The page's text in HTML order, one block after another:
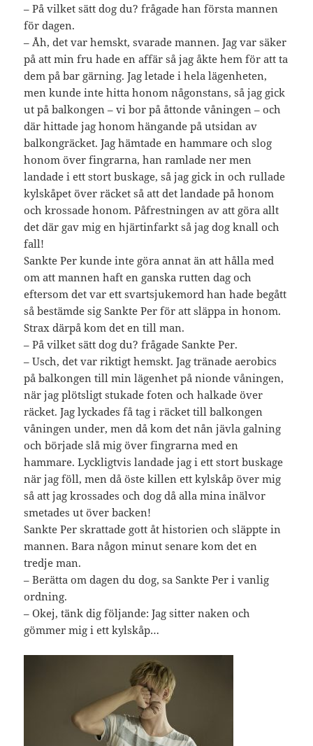
– På vilket sätt dog du? frågade han första mannen
för dagen.
– Åh, det var hemskt, svarade mannen. Jag var säker
på att min fru hade en affär så jag åkte hem för att ta
dem på bar gärning. Jag letade i hela lägenheten,
men kunde inte hitta honom någonstans, så jag gick
ut på balkongen – vi bor på åttonde våningen – och
där hittade jag honom hängande på utsidan av
balkongräcket. Jag hämtade en hammare och slog
honom över fingrarna, han ramlade ner men
landade i ett stort buskage, så jag gick in och rullade
kylskåpet över räcket så att det landade på honom
och krossade honom. Påfrestningen av att göra allt
det där gav mig en hjärtinfarkt så jag dog knall och
fall!
Sankte Per kunde inte göra annat än att hålla med
om att mannen haft en ganska rutten dag och
eftersom det var ett svartsjukemord han hade begått
så bestämde sig Sankte Per för att släppa in honom.
Strax därpå kom det en till man.
– På vilket sätt dog du? frågade Sankte Per.
– Usch, det var riktigt hemskt. Jag tränade aerobics
på balkongen till min lägenhet på nionde våningen,
när jag plötsligt stukade foten och halkade över
räcket. Jag lyckades få tag i räcket till balkongen
våningen under, men då kom det nån jävla galning
och började slå mig över fingrarna med en
hammare. Lyckligtvis landade jag i ett stort buskage
när jag föll, men då öste killen ett kylskåp över mig
så att jag krossades och dog då alla mina inälvor
smetades ut över backen!
Sankte Per skrattade gott åt historien och släppte in
mannen. Bara någon minut senare kom det en
tredje man.
– Berätta om dagen du dog, sa Sankte Per i vanlig
ordning.
– Okej, tänk dig följande: Jag sitter naken och
gömmer mig i ett kylskåp…